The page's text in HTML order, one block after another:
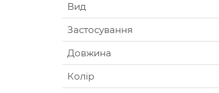
Вид
Застосування
Довжина
Колір